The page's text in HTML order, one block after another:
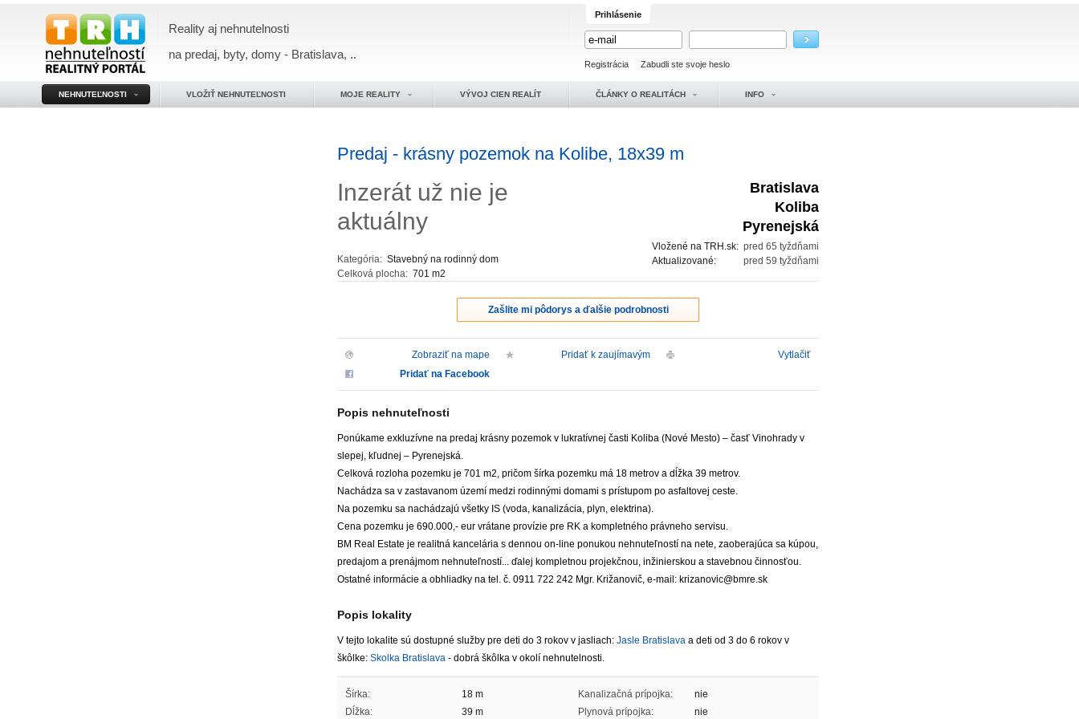
Reality aj nehnutelnosti
na predaj, byty, domy - Bratislava, ..
Prihlásenie
Registrácia Zabudli ste svoje heslo
NEHNUTEĽNOSTI VLOŽIŤ NEHNUTEĽNOSTI MOJE REALITY VÝVOJ CIEN REALÍT ČLÁNKY O REALITÁCH INFO
Predaj - krásny pozemok na Kolibe, 18x39 m
Inzerát už nie je
aktuálny
Kategória: Stavebný na rodinný dom
Celková plocha: 701 m2
Bratislava
Koliba
Pyrenejská
pred 65 tyždňami
Vložené na TRH.sk:
pred 59 tyždňami
Aktualizované:
Zašlite mi pôdorys a ďalšie podrobnosti
Zobraziť na mape Pridať k zaujímavým
Vytlačiť
Pridať na Facebook
Popis nehnuteľnosti
Ponúkame exkluzívne na predaj krásny pozemok v lukratívnej časti Koliba (Nové Mesto) – časť Vinohrady v
slepej, kľudnej – Pyrenejská.
Celková rozloha pozemku je 701 m2, pričom šírka pozemku má 18 metrov a dĺžka 39 metrov.
Nachádza sa v zastavanom území medzi rodinnými domami s prístupom po asfaltovej ceste.
Na pozemku sa nachádzajú všetky IS (voda, kanalizácia, plyn, elektrina).
Cena pozemku je 690.000,- eur vrátane provízie pre RK a kompletného právneho servisu.
BM Real Estate je realitná kancelária s dennou on-line ponukou nehnuteľností na nete, zaoberajúca sa kúpou,
predajom a prenájmom nehnuteľností... ďalej kompletnou projekčnou, inžinierskou a stavebnou činnosťou.
Ostatné informácie a obhliadky na tel. č. 0911 722 242 Mgr. Križanovič, e-mail: krizanovic@bmre.sk
Popis lokality
V tejto lokalite sú dostupné služby pre deti do 3 rokov v jasliach: Jasle Bratislava a deti od 3 do 6 rokov v
škôlke: Skolka Bratislava - dobrá škôlka v okolí nehnutelnosti.
Šírka:
18 m
Dĺžka:
39 m
Kanalizačná prípojka:
nie
Plynová prípojka:
nie